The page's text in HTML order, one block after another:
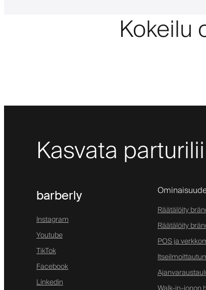
Kokeilu
Kasvata
barberly
Instagram
Youtube
TikTok
Facebook
Linkedin
Räätälöity
Räätälöity
POS ja